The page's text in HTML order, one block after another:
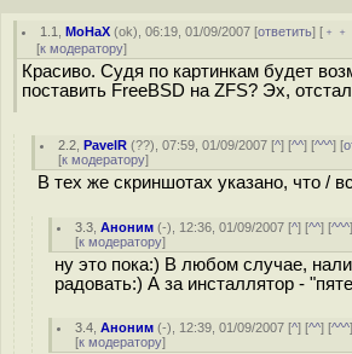
1.1 ,MoHaX (ok), 06:19, 01/09/2007 [ответить] [
[к модератору]
Красиво. Судя по картинкам будет
поставить FreeBSD на ZFS? Эх,
2.2 ,PavelR (??), 07:59, 01/09/2007 [^] [^^] [^^^] [
[к модератору]
В тех же скриншотах указано, что /
3.3 ,Аноним (-), 12:36, 01/09/2007 [^] [^^] [^^^
[к модератору]
ну это пока:) В любом случае,
радовать:) А за инсталлятор -
3.4 ,Аноним (-), 12:39, 01/09/2007 [^] [^^] [^^^
[к модератору]